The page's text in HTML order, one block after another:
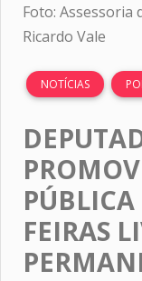
Foto: Assessoria
Ricardo Vale
NOTÍCIAS
FEIRAS